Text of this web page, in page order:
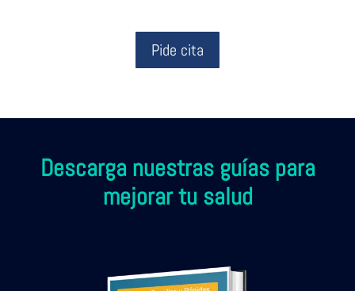
Pide cita
Descarga nuestras guías para
mejorar tu salud